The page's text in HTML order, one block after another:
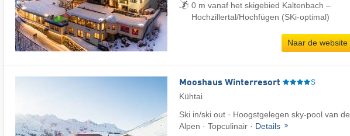
0 m vanaf het skigebied Kaltenbach –
Hochzillertal/​Hochfügen (SKi-optimal)
Naar de website
Mooshaus Winterresort S
Kühtai
Ski in/ski out · Hoogstgelegen sky-pool van de
Alpen · Topculinair · Details